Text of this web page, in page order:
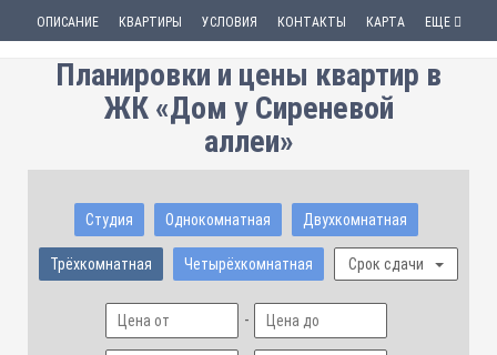
ОПИСАНИЕ КВАРТИРЫ УСЛОВИЯ КОНТАКТЫ КАРТА ЕЩЕ
Планировки и цены квартир в
ЖК «Дом у Сиреневой
аллеи»
Студия Однокомнатная Двухкомнатная
Трёхкомнатная Четырёхкомнатная Срок сдачи
-